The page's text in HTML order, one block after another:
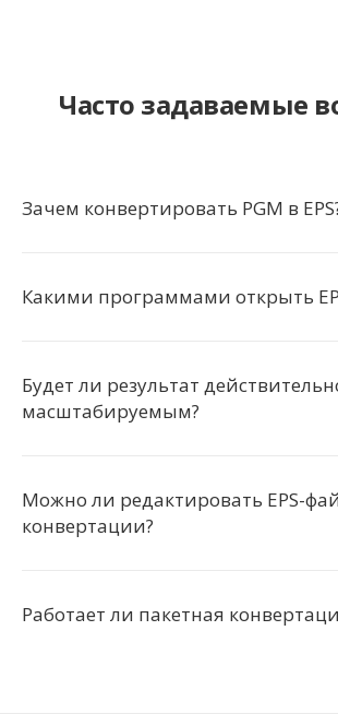
Часто задаваемые
Зачем конвертировать PGM в
Какими программами открыть
Будет ли результат
масштабируемым?
Можно ли редактировать EPS-
конвертации?
Работает ли пакетная